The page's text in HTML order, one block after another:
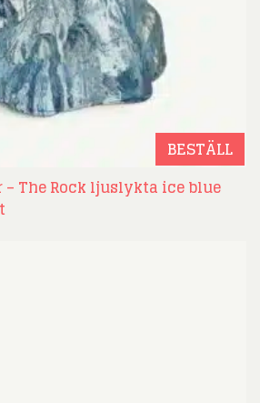
BESTÄLL
– The Rock ljuslykta ice blue